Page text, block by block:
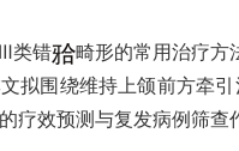
类错
畸形的常用治疗方
拟围绕维持上颌前方牵
的疗效预测与复发病例筛查